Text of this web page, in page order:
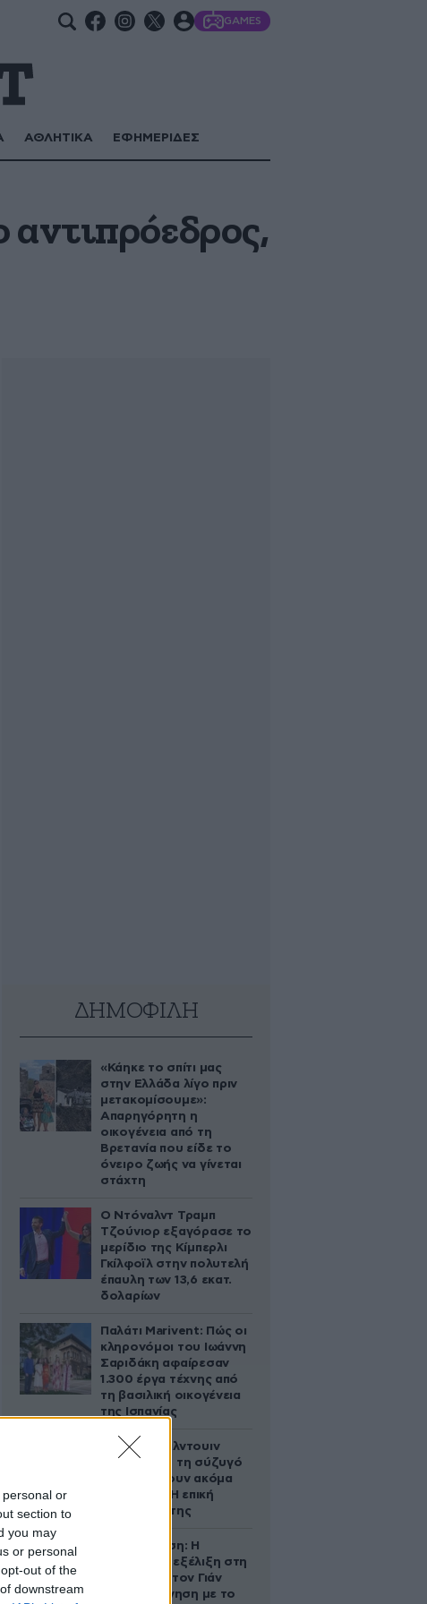
or
section to
you may
or personal
out of the
downstream
GAMES
ΑΘΛΗΤΙΚΑ ΕΦΗΜΕΡΙΔΕΣ
ΔΗΜΟΦΙΛΗ
«Κάηκε το σπίτι μας
στην Ελλάδα λίγο πριν
μετακομίσουμε»:
Απαρηγόρητη η
οικογένεια από τη
Βρετανία που είδε το
όνειρο ζωής να γίνεται
στάχτη
Ο Ντόναλντ Τραμπ
Τζούνιορ εξαγόρασε το
μερίδιο της Κίμπερλι
Γκίλφοϊλ στην πολυτελή
έπαυλη των 13,6 εκατ.
δολαρίων
Παλάτι Marivent: Πώς οι
κληρονόμοι του Ιωάννη
Σαριδάκη αφαίρεσαν
1.300 έργα τέχνης από
τη βασιλική οικογένεια
της Ισπανίας
Ο Άλεκ Μπάλντουιν
ζήτησε από τη σύζυγό
του να κάνουν ακόμα
ένα παιδί – Η επική
αντίδρασή της
Αθηνά Ωνάση: Η
απρόσμενη εξέλιξη στη
διαμάχη με τον Γιάν
Τοπς – Η κίνηση με το